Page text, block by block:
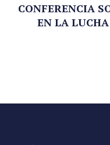
CONFERENCIA
EN LA